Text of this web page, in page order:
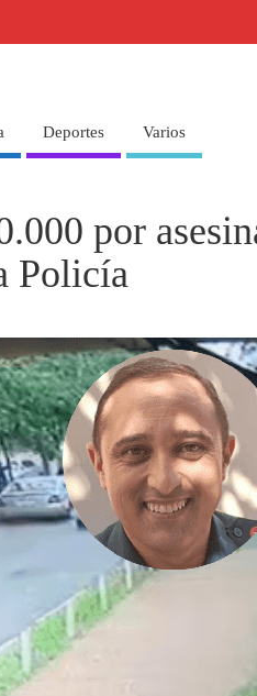
Deportes Varios
por
Policía